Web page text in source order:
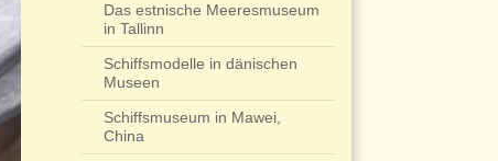
Das estnische Meeresmuseum
in Tallinn
Schiffsmodelle in dänischen
Museen
Schiffsmuseum in Mawei,
China